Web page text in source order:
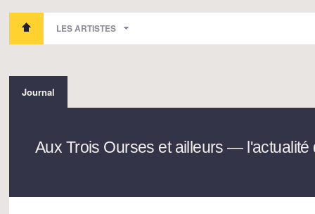
LES ARTISTES
Journal
Aux Trois Ourses et ailleurs —